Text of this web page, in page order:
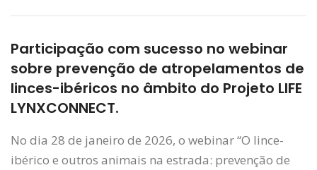
Participação com sucesso no webinar
sobre prevenção de atropelamentos de
linces-ibéricos no âmbito do Projeto LIFE
LYNXCONNECT.
No dia 28 de janeiro de 2026, o webinar “O lince-
ibérico e outros animais na estrada: prevenção de